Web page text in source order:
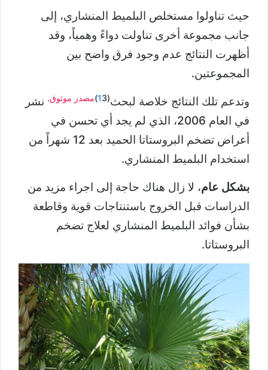
حيث تناولوا مستخلص البلميط المنشاري، إلى
جانب مجموعة أخرى تناولت دواءً وهمياً، وقد
أظهرت النتائج عدم وجود فرق واضح بين
المجموعتين.
وتدعم تلك النتائج خلاصة لبحث(
13) مصدر موثوق. نشر
في العام 2006، الذي لم يجد أي تحسن في
أعراض تضخم البروستاتا الحميد بعد 12 شهراً من
استخدام البلميط المنشاري.
بشكل عام، لا زال هناك حاجة إلى اجراء مزيد من
الدراسات قبل الخروج باستنتاجات قوية وقاطعة
بشأن فوائد البلميط المنشاري لعلاج تضخم
البروستاتا.